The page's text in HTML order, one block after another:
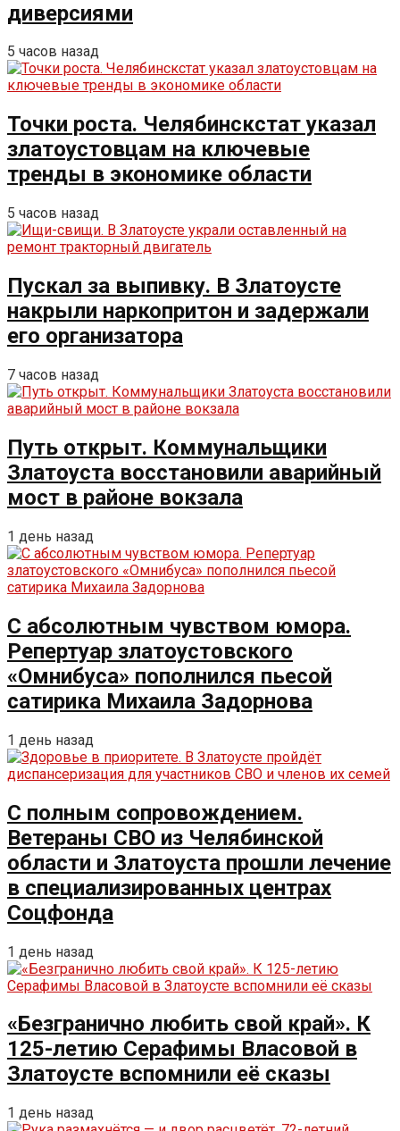
диверсиями
5 часов назад
Точки роста. Челябинскстат указал
златоустовцам на ключевые
тренды в экономике области
5 часов назад
Пускал за выпивку. В Златоусте
накрыли наркопритон и задержали
его организатора
7 часов назад
Путь открыт. Коммунальщики
Златоуста восстановили аварийный
мост в районе вокзала
1 день назад
С абсолютным чувством юмора.
Репертуар златоустовского
«Омнибуса» пополнился пьесой
сатирика Михаила Задорнова
1 день назад
С полным сопровождением.
Ветераны СВО из Челябинской
области и Златоуста прошли лечение
в специализированных центрах
Соцфонда
1 день назад
«Безгранично любить свой край». К
125-летию Серафимы Власовой в
Златоусте вспомнили её сказы
1 день назад